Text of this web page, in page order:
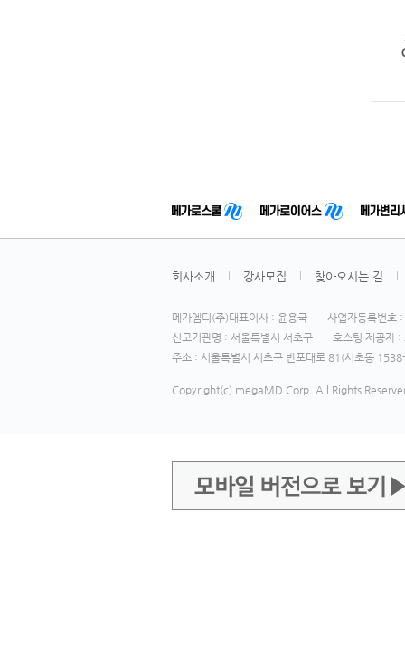
회사소개 강사모집 찾아오시는 길
메가엠디(주)대표이사 : 윤용국
사업자등록번
신고기관명 : 서울특별시 서초구
호스팅 제공자 :
주소 : 서울특별시 서초구 반포대로 81(서초동
Copyright(c) megaMD Corp. All Rights